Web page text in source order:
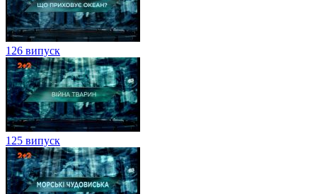
126 випуск
125 випуск